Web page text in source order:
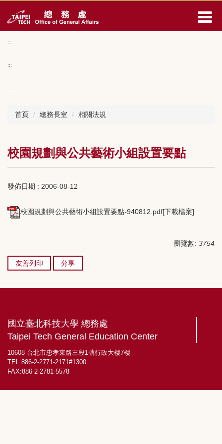
到
區
:::
:::
:::
首頁 總務長室 相關法規
校園規劃與公共藝術小組設置要點
發佈日期 : 2006-08-12
校園規劃與公共藝術小組設置要點-940812.pdf[下載檔案]
瀏覽數: 3754
友善列印 分享
:::
國立臺北科技大學 總務處
Taipei Tech General Education Center
10608 台北市忠孝東路三段1號行政大樓7樓
TEL:886-2-2771-2171#1300
FAX:886-2-2781-5578